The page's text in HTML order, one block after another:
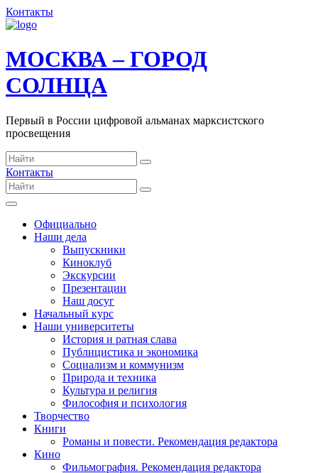
Контакты
МОСКВА – ГОРОД
СОЛНЦА
Первый в России цифровой альманах марксистского
просвещения
Контакты
Официально
Наши дела
Выпускники
Киноклуб
Экскурсии
Презентации
Наш досуг
Начальный курс
Наши университеты
История и ратная слава
Публицистика и экономика
Социализм и коммунизм
Природа и техника
Культура и религия
Философия и психология
Творчество
Книги
Романы и повести. Рекомендация редактора
Кино
Фильмография. Рекомендация редактора